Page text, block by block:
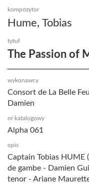
kompozytor
Hume, Tobias
tytuł
The Passion of
wykonawcy
Consort de La Belle
Damien
nr katalogowy
Alpha 061
opis
Captain Tobias HUME
de gambe - Damien
tenor - Ariane